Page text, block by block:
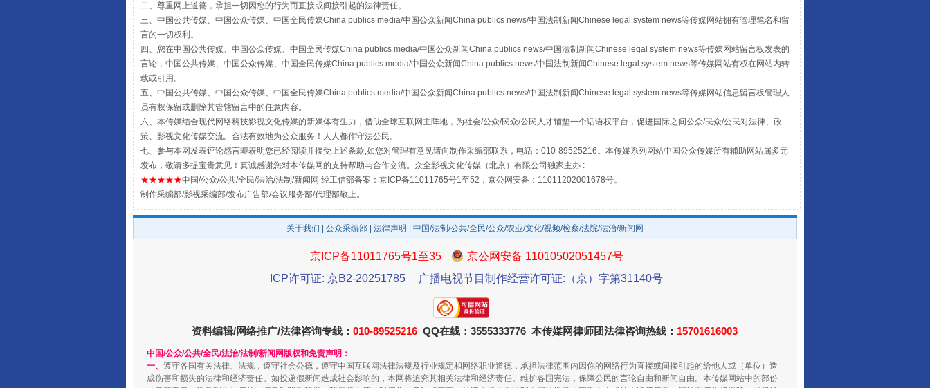
国家大学科技园优化重塑工作
扯下公款旅游的“隐身衣” 如何以同查同治破解风腐交织难题 养老服务师职业资格制度暂行规定
二、尊重网上道德，承担一切因您的行为而直接或间接引起的法律责任。
三、中国公共传媒、中国公众传媒、中国全民传媒China publics media/中国公众新闻China publics news/中国法制新闻Chinese legal system news等传媒网站拥有管理笔名和留
言的一切权利。
四、您在中国公共传媒、中国公众传媒、中国全民传媒China publics media/中国公众新闻China publics news/中国法制新闻Chinese legal system news等传媒网站留言板发表的
言论，中国公共传媒、中国公众传媒、中国全民传媒China publics media/中国公众新闻China publics news/中国法制新闻Chinese legal system news等传媒网站有权在网站内转
载或引用。
五、中国公共传媒、中国公众传媒、中国全民传媒China publics media/中国公众新闻China publics news/中国法制新闻Chinese legal system news等传媒网站信息留言板管理人
员有权保留或删除其管辖留言中的任意内容。
六、本传媒结合现代网络科技影视文化传媒的新媒体有生力，借助全球互联网主阵地，为社会/公众/民众/公民人才铺垫一个话语权平台，促进国际之间公众/民众/公民对法律、政
策、影视文化传媒交流。合法有效地为公众服务！人人都作守法公民。
七、参与本网发表评论感言即表明您已经阅读并接受上述条款,如您对管理有意见请向制作采编部联系，电话：010-89525216。本传媒系列网站中国公众传媒所有辅助网站属多元
发布，敬请多提宝贵意见！真诚感谢您对本传媒网的支持帮助与合作交流。众全影视文化传媒（北京）有限公司独家主办 :
★★★★★中国/公众/公共/全民/法治/法制/新闻网 经工信部备案：京ICP备11011765号1至52，京公网安备：11011202001678号。
制作采编部/影视采编部/发布广告部/会议服务部/代理部敬上。
关于我们 公众采编部 法律声明 | 中国/法制/公共/全民/公众/农业/文化/视频/检察/法院/法治/新闻网
京ICP备11011765号1至35
京公网安备 11010502051457号
ICP许可证: 京B2-20251785
广播电视节目制作经营许可证:（京）字第31140号
资料编辑/网络推广/法律咨询专线： 010-89525216 QQ在线：3555333776 本传媒网律师团法律咨询热线： 15701616003
中国/公众/公共/全民/法治/法制/新闻网版权和免责声明：
一、 遵守各国有关法律、法规，遵守社会公德，遵守中国互联网法律法规及行业规定和网络职业道德，承担法律范围内因你的网络行为直接或间接引起的给他人或（单位）造
成伤害和损失的法律和经济责任。如投递假新闻造成社会影响的，本网将追究其相关法律和经济责任。维护各国宪法，保障公民的言论自由和新闻自由。本传媒网站中的部份